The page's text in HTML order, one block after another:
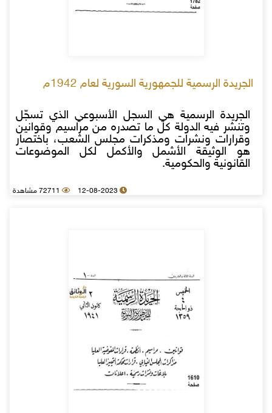
الجريدة الرسمية للجمهورية السورية لعام 1942م
الجريدة الرسمية هي السجل الأسبوعي الذي تسجّل
وتنشر فيه الدولة كل ما تصدره من مراسيم وقوانين
وقرارات ونشرات ومذكرات مجلس الشعب، باختصار
هو الوثيقة الأشمل والأكمل لكل الموضوعات
القانونية والحكومية.
12-08-2023 72711 مشاهدة